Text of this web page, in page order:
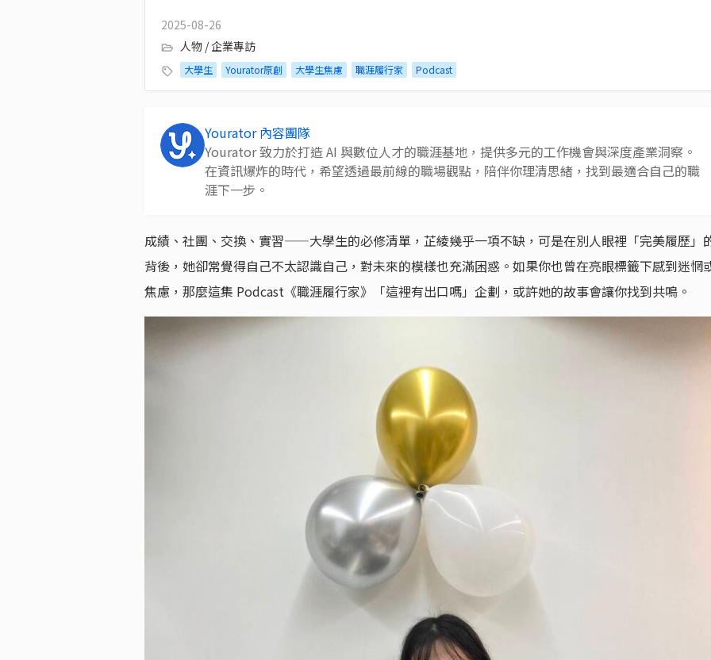
2025-08-26
人物 / 企業專訪
大學生 Yourator原創 大學生焦慮 職涯履行家 Podcast
Yourator 內容團隊
Yourator 致力於打造 AI 與數位人才的職涯基地，提供多元的工作機會與深度產業洞察。
在資訊爆炸的時代，希望透過最前線的職場觀點，陪伴你理清思緒，找到最適合自己的職
涯下一步。
成績、社團、交換、實習——大學生的必修清單，芷綾幾乎一項不缺，可是在別人眼裡「完美履歷」
背後，她卻常覺得自己不太認識自己，對未來的模樣也充滿困惑。如果你也曾在亮眼標籤下感到迷惘
焦慮，那麼這集 Podcast《職涯履行家》「這裡有出口嗎」企劃，或許她的故事會讓你找到共鳴。